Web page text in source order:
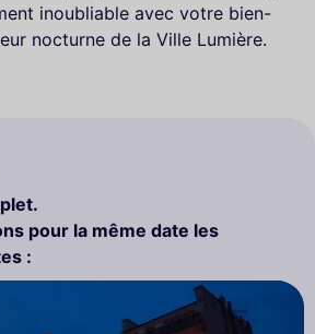
inoubliable avec votre bien-
nocturne de la Ville Lumière.
pour la même date les
: